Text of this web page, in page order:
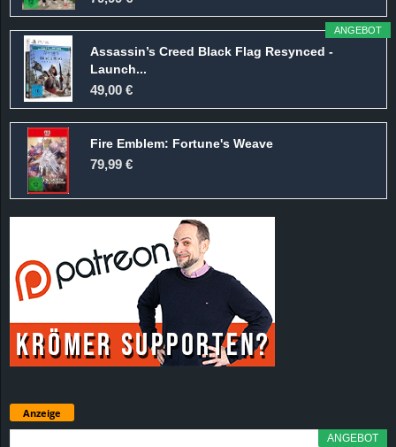
ANGEBOT
Assassin’s Creed Black Flag Resynced -
Launch...
49,00 €
Fire Emblem: Fortune's Weave
79,99 €
Anzeige
ANGEBOT